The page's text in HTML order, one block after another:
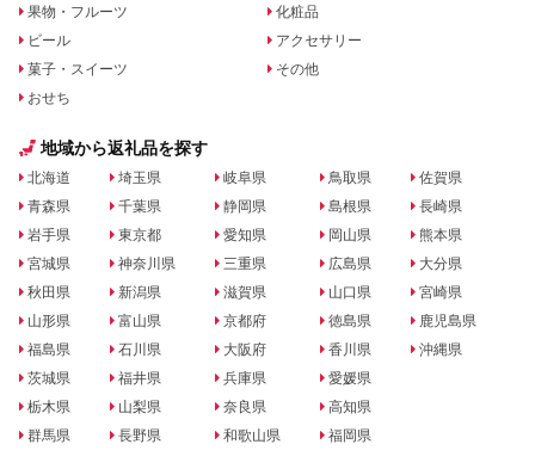
果物・フルーツ
ビール
菓子・スイーツ
おせち
化粧品
アクセサリー
その他
地域から返礼品を探す
北海道
青森県
岩手県
宮城県
秋田県
山形県
福島県
茨城県
栃木県
群馬県
埼玉県
千葉県
東京都
神奈川県
新潟県
富山県
石川県
福井県
山梨県
長野県
岐阜県
静岡県
愛知県
三重県
滋賀県
京都府
大阪府
兵庫県
奈良県
和歌山県
鳥取県
島根県
岡山県
広島県
山口県
徳島県
香川県
愛媛県
高知県
福岡県
佐賀県
長崎県
熊本県
大分県
宮崎県
鹿児島県
沖縄県